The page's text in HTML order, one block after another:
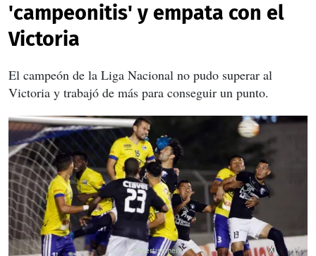
'campeonitis' y empata con el
Victoria
El campeón de la Liga Nacional no pudo superar al
Victoria y trabajó de más para conseguir un punto.
X
X
X